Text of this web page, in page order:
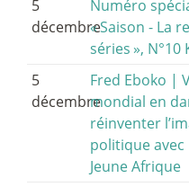
5
décembre
Numéro
«Saison - La
séries », N°10
5
décembre
Fred Eboko |
mondial en
réinventer
politique avec
Jeune Afrique